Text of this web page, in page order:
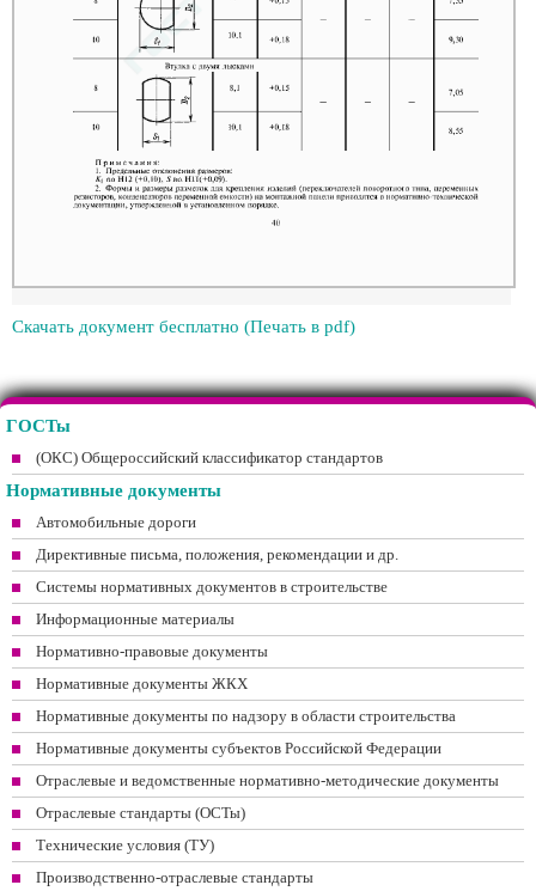
Скачать документ бесплатно (Печать в pdf)
ГОСТы
(ОКС) Общероссийский классификатор стандартов
Нормативные документы
Автомобильные дороги
Директивные письма, положения, рекомендации и др.
Системы нормативных документов в строительстве
Информационные материалы
Нормативно-правовые документы
Нормативные документы ЖКХ
Нормативные документы по надзору в области строительства
Нормативные документы субъектов Российской Федерации
Отраслевые и ведомственные нормативно-методические документы
Отраслевые стандарты (ОСТы)
Технические условия (ТУ)
Производственно-отраслевые стандарты